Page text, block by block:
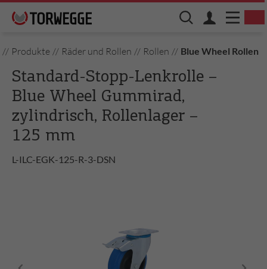
// Produkte // Räder und Rollen // Rollen // Blue Wheel Rollen
Standard-Stopp-Lenkrolle –
Blue Wheel Gummirad,
zylindrisch, Rollenlager –
125 mm
L-ILC-EGK-125-R-3-DSN